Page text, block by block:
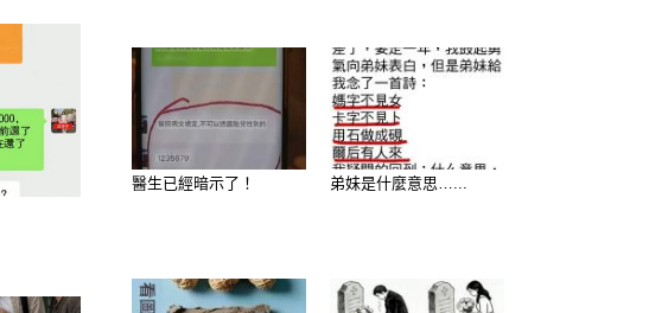
醫生已經暗示了！ 弟妹是什麼意思…...